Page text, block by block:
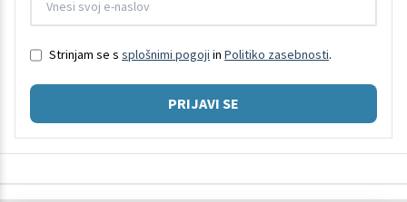
Strinjam se s splošnimi pogoji in Politiko zasebnosti.
PRIJAVI SE